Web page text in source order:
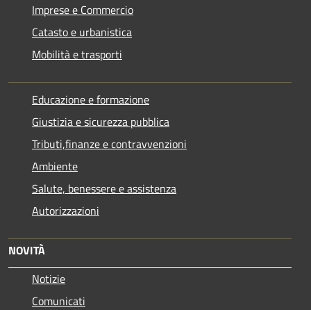
Imprese e Commercio
Catasto e urbanistica
Mobilità e trasporti
Educazione e formazione
Giustizia e sicurezza pubblica
Tributi,finanze e contravvenzioni
Ambiente
Salute, benessere e assistenza
Autorizzazioni
NOVITÀ
Notizie
Comunicati